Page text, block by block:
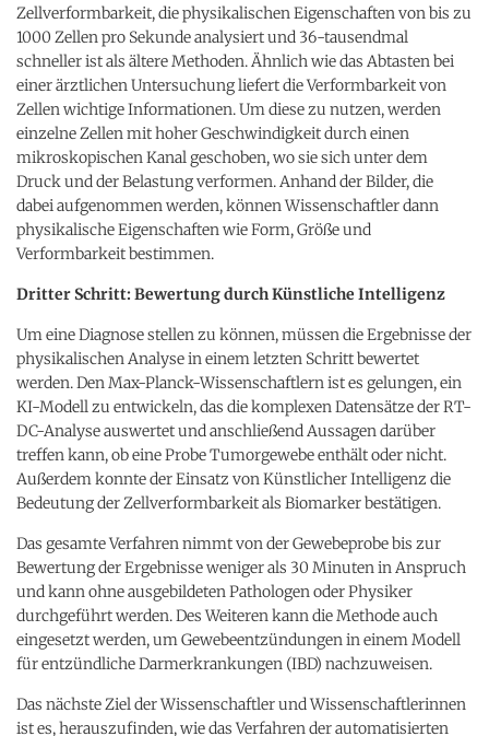
Zellverformbarkeit, die physikalischen Eigenschaften von bis zu
1000 Zellen pro Sekunde analysiert und 36-tausendmal
schneller ist als ältere Methoden. Ähnlich wie das Abtasten bei
einer ärztlichen Untersuchung liefert die Verformbarkeit von
Zellen wichtige Informationen. Um diese zu nutzen, werden
einzelne Zellen mit hoher Geschwindigkeit durch einen
mikroskopischen Kanal geschoben, wo sie sich unter dem
Druck und der Belastung verformen. Anhand der Bilder, die
dabei aufgenommen werden, können Wissenschaftler dann
physikalische Eigenschaften wie Form, Größe und
Verformbarkeit bestimmen.
Dritter Schritt: Bewertung durch Künstliche Intelligenz
Um eine Diagnose stellen zu können, müssen die Ergebnisse der
physikalischen Analyse in einem letzten Schritt bewertet
werden. Den Max-Planck-Wissenschaftlern ist es gelungen, ein
KI-Modell zu entwickeln, das die komplexen Datensätze der RT-
DC-Analyse auswertet und anschließend Aussagen darüber
treffen kann, ob eine Probe Tumorgewebe enthält oder nicht.
Außerdem konnte der Einsatz von Künstlicher Intelligenz die
Bedeutung der Zellverformbarkeit als Biomarker bestätigen.
Das gesamte Verfahren nimmt von der Gewebeprobe bis zur
Bewertung der Ergebnisse weniger als 30 Minuten in Anspruch
und kann ohne ausgebildeten Pathologen oder Physiker
durchgeführt werden. Des Weiteren kann die Methode auch
eingesetzt werden, um Gewebeentzündungen in einem Modell
für entzündliche Darmerkrankungen (IBD) nachzuweisen.
Das nächste Ziel der Wissenschaftler und Wissenschaftlerinnen
ist es, herauszufinden, wie das Verfahren der automatisierten